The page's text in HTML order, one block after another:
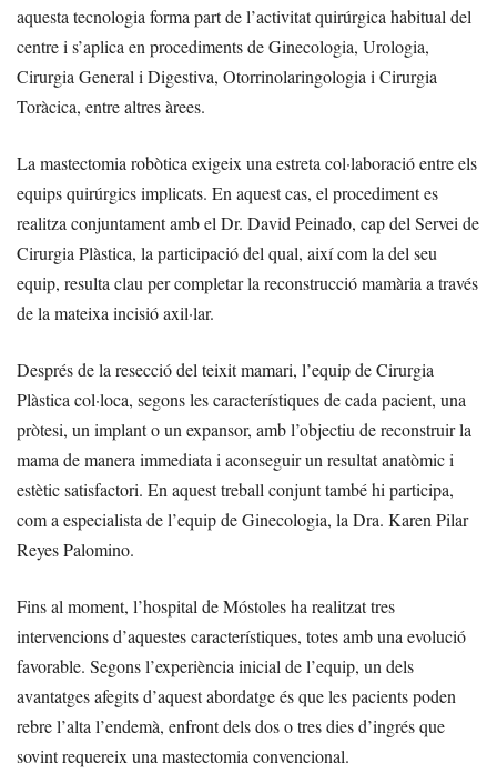
aquesta tecnologia forma part de l’activitat quirúrgica habitual del
centre i s’aplica en procediments de Ginecologia, Urologia,
Cirurgia General i Digestiva, Otorrinolaringologia i Cirurgia
Toràcica, entre altres àrees.
La mastectomia robòtica exigeix una estreta col·laboració entre els
equips quirúrgics implicats. En aquest cas, el procediment es
realitza conjuntament amb el Dr. David Peinado, cap del Servei de
Cirurgia Plàstica, la participació del qual, així com la del seu
equip, resulta clau per completar la reconstrucció mamària a través
de la mateixa incisió axil·lar.
Després de la resecció del teixit mamari, l’equip de Cirurgia
Plàstica col·loca, segons les característiques de cada pacient, una
pròtesi, un implant o un expansor, amb l’objectiu de reconstruir la
mama de manera immediata i aconseguir un resultat anatòmic i
estètic satisfactori. En aquest treball conjunt també hi participa,
com a especialista de l’equip de Ginecologia, la Dra. Karen Pilar
Reyes Palomino.
Fins al moment, l’hospital de Móstoles ha realitzat tres
intervencions d’aquestes característiques, totes amb una evolució
favorable. Segons l’experiència inicial de l’equip, un dels
avantatges afegits d’aquest abordatge és que les pacients poden
rebre l’alta l’endemà, enfront dels dos o tres dies d’ingrés que
sovint requereix una mastectomia convencional.